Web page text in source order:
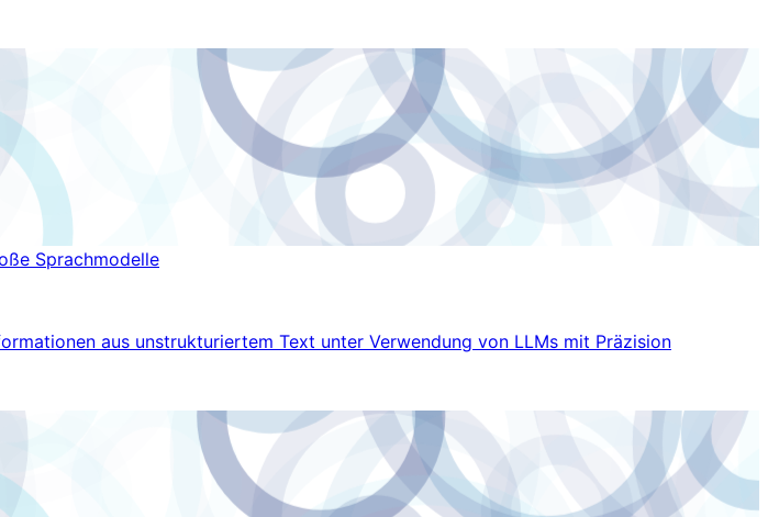
Sprachmodelle
aus unstrukturiertem Text unter Verwendung von LLMs mit Präzision